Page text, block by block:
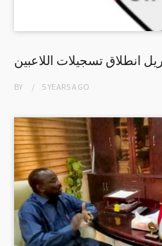
BY 5 YEARSAGO